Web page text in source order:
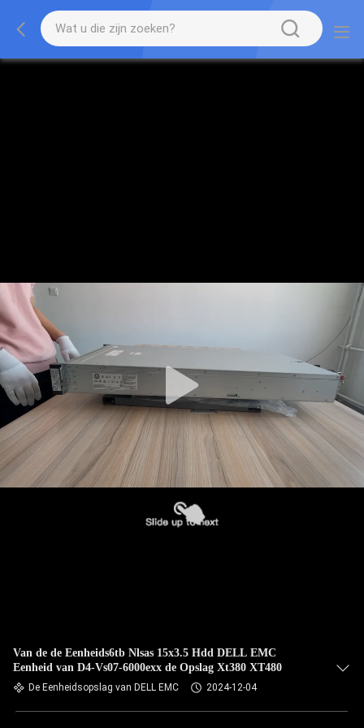
Van de de Eenheids6tb Nlsas 15x3.5 Hdd DELL EMC
Eenheid van D4-Vs07-6000exx de Opslag Xt380 XT480
De Eenheidsopslag van DELL EMC 2024-12-04